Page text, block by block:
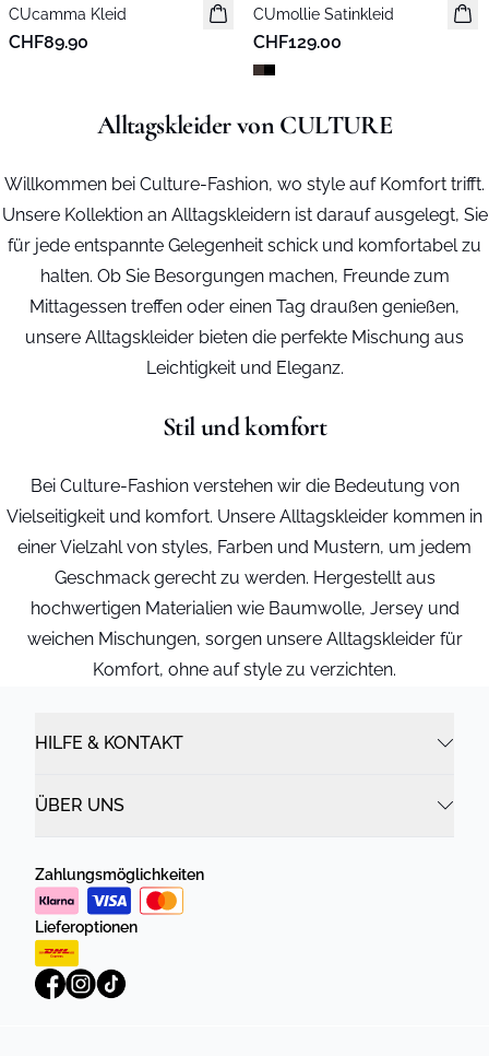
Neuheiten
CUcamma Kleid
CHF89.90
Neuheiten
CUmollie Satinkleid
CHF129.00
Alltagskleider von CULTURE
Willkommen bei Culture-Fashion, wo style auf Komfort trifft.
Unsere Kollektion an Alltagskleidern ist darauf ausgelegt, Sie
für jede entspannte Gelegenheit schick und komfortabel zu
halten. Ob Sie Besorgungen machen, Freunde zum
Mittagessen treffen oder einen Tag draußen genießen,
unsere Alltagskleider bieten die perfekte Mischung aus
Leichtigkeit und Eleganz.
Stil und komfort
Bei Culture-Fashion verstehen wir die Bedeutung von
Vielseitigkeit und komfort. Unsere Alltagskleider kommen in
einer Vielzahl von styles, Farben und Mustern, um jedem
Geschmack gerecht zu werden. Hergestellt aus
hochwertigen Materialien wie Baumwolle, Jersey und
weichen Mischungen, sorgen unsere Alltagskleider für
Komfort, ohne auf style zu verzichten.
HILFE & KONTAKT
ÜBER UNS
Zahlungsmöglichkeiten
Lieferoptionen